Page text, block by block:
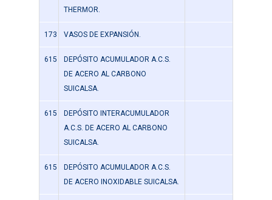
THERMOR.
173 VASOS DE EXPANSIÓN.
615
DEPÓSITO ACUMULADOR A.C.S.
DE ACERO AL CARBONO
SUICALSA.
615
DEPÓSITO INTERACUMULADOR
A.C.S. DE ACERO AL CARBONO
SUICALSA.
615
DEPÓSITO ACUMULADOR A.C.S.
DE ACERO INOXIDABLE SUICALSA.